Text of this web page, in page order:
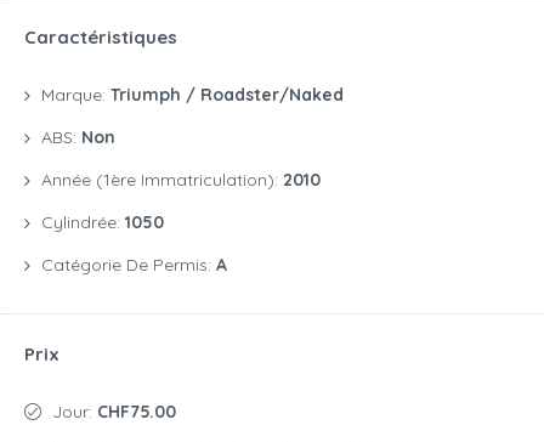
Caractéristiques
Marque: Triumph / Roadster/naked
ABS: Non
Année (1ère Immatriculation): 2010
Cylindrée: 1050
Catégorie De Permis: A
Prix
Jour: CHF75.00